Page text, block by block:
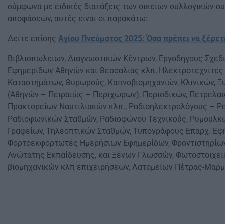
σύμφωνα με ειδικές διατάξεις των οικείων συλλογικών
αποφάσεων, αυτές είναι οι παρακάτω:
Δείτε επίσης Αγίου Πνεύματος 2025: Όσα πρέπει να
Βιβλιοπωλείων, Διαγνωστικών Κέντρων, Εργοδηγούς
Εφημερίδων Αθηνών και Θεσσαλίας κλπ, Ηλεκτροτεχνίτες
Καταστημάτων, Θυρωρούς, Καπνοβιομηχανιών, Κλινικών,
(Αθηνών – Πειραιώς – Περιχώρων), Περιοδικών,
Πρακτορείων Ναυτιλιακών κλπ., Ραδιοηλεκτρολόγους –
Ραδιοφωνικών Σταθμών, Ραδιοφώνου Τεχνικούς,
Γραφείων, Τηλεοπτικών Σταθμών, Τυπογράφους Επαρχ.
Φορτοεκφορτωτές Ημερήσιων Εφημερίδων,
Ανώτατης Εκπαίδευσης, και Ξένων Γλωσσών,
βιομηχανικών κλπ επιχειρήσεων, Λατομείων Πέτρας-